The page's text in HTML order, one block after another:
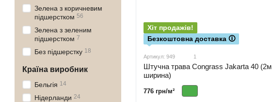
Хіт продажів!
Безкоштовна доставка 🛈
Артикул: 949 1
Штучна трава Congrass Jakarta 40 (2м
ширина)
776 грн/м²
Зелена з коричневим
підшерстком 56
Зелена з зеленим
підшерстком 7
Без підшерстку 18
Країна виробник
Бельгія 14
Нідерланди 24